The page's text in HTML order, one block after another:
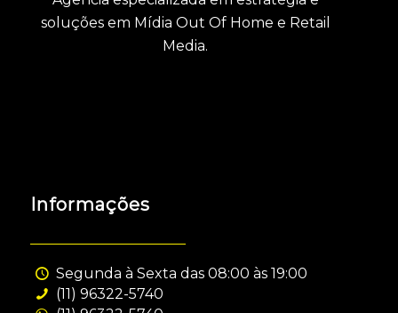
soluções em Mídia Out Of Home e Retail
Media.
Informações
Segunda à Sexta das 08:00 às 19:00
(11) 96322-5740